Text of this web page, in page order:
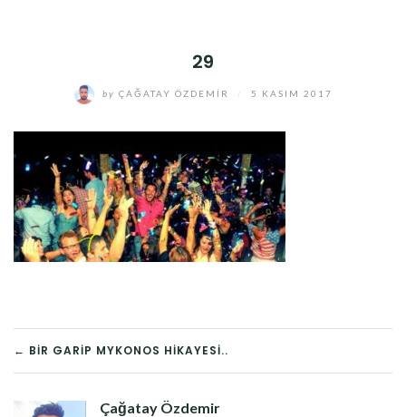
29
by ÇAĞATAY ÖZDEMIR 5 KASIM 2017
YAZI
DOLAŞIMI
← BIR GARIP MYKONOS HIKAYESI..
Çağatay Özdemir